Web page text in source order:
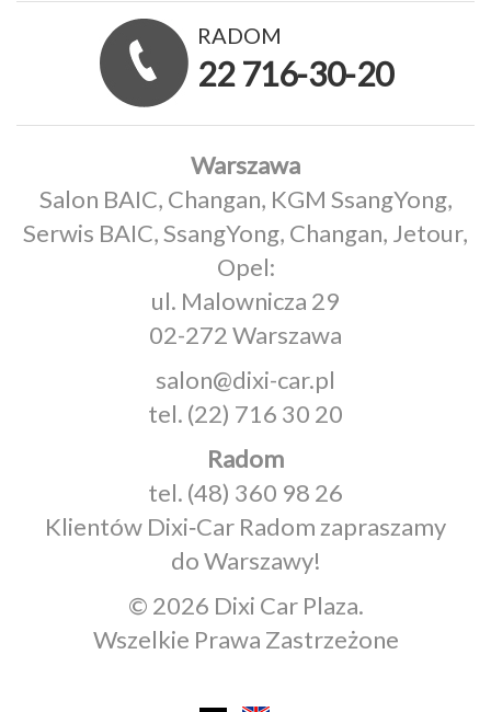
RADOM
22 716-30-20
Warszawa
Salon BAIC, Changan, KGM SsangYong,
Serwis BAIC, SsangYong, Changan, Jetour,
Opel:
ul. Malownicza 29
02-272 Warszawa
salon@dixi-car.pl
tel. (22) 716 30 20
Radom
tel. (48) 360 98 26
Klientów Dixi‑Car Radom zapraszamy
do Warszawy!
© 2026 Dixi Car Plaza.
Wszelkie Prawa Zastrzeżone